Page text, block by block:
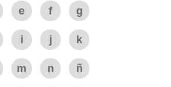
e f g
i j k
m n ñ